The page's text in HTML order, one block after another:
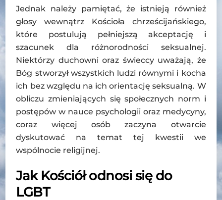
Jednak należy pamiętać, że istnieją również
głosy wewnątrz Kościoła chrześcijańskiego,
które postulują pełniejszą akceptację i
szacunek dla różnorodności seksualnej.
Niektórzy duchowni oraz świeccy uważają, że
Bóg stworzył wszystkich ludzi równymi i kocha
ich bez względu na ich orientację seksualną. W
obliczu zmieniających się społecznych norm i
postępów w nauce psychologii oraz medycyny,
coraz więcej osób zaczyna otwarcie
dyskutować na temat tej kwestii we
wspólnocie religijnej.
Jak Kościół odnosi się do
LGBT